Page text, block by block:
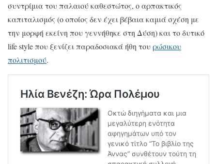
συντρίμια του παλαιού καθεστώτος, ο αρπακτικός
καπιταλισμός (ο οποίος δεν έχει βέβαια καμιά σχέση με
την μορφή εκείνη που γεννήθηκε στη Δύση) και το δυτικό
life style που ξενίζει παραδοσιακά ήθη τουρώσικου
πολιτισμού.